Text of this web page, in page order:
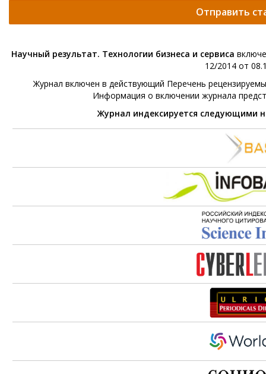
Отправить
Научный результат. Технологии бизнеса и сервиса
12/2014 от
Журнал включен в действующий Перечень
Информация о включении журнала
Журнал индексируется следующими